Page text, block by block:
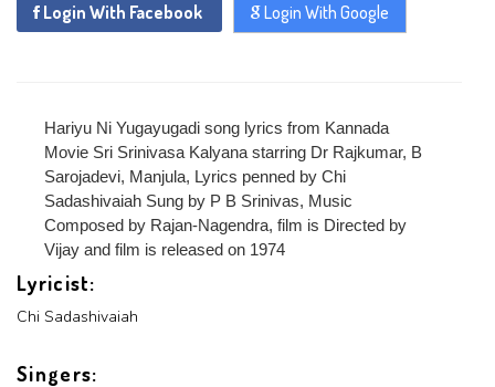
Login With Facebook Login With Google
Hariyu Ni Yugayugadi song lyrics from Kannada
Movie Sri Srinivasa Kalyana starring Dr Rajkumar, B
Sarojadevi, Manjula, Lyrics penned by Chi
Sadashivaiah Sung by P B Srinivas, Music
Composed by Rajan-Nagendra, film is Directed by
Vijay and film is released on 1974
Lyricist:
Chi Sadashivaiah
Singers: